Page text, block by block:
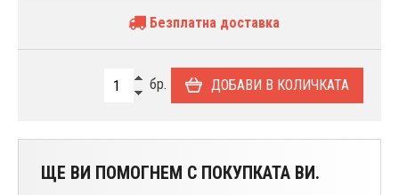
Безплатна доставка
бр. ДОБАВИ В КОЛИЧКАТА
ЩЕ ВИ ПОМОГНЕМ С ПОКУПКАТА ВИ.